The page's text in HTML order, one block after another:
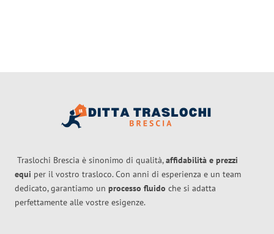
Traslochi Brescia è sinonimo di qualità,affidabilità e prezzi
equi per il vostro trasloco. Con anni di esperienza e un team
dedicato, garantiamo un processo fluido che si adatta
perfettamente alle vostre esigenze.